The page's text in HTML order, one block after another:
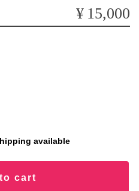
¥15,000
available
cart